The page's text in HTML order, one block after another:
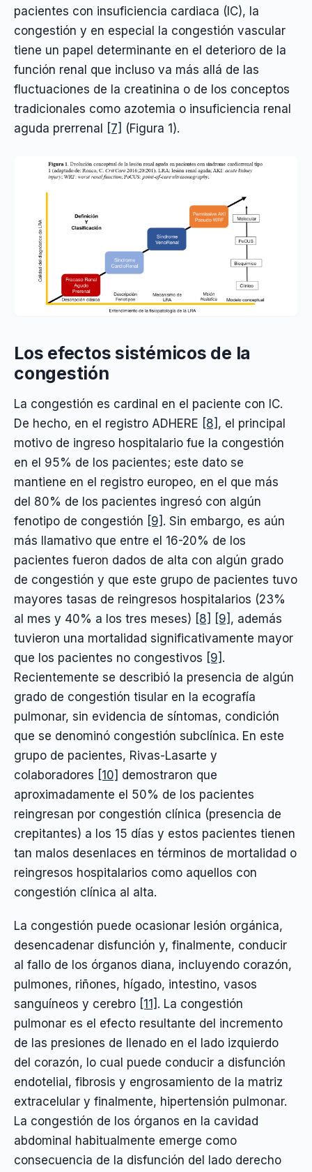
pacientes con insuficiencia cardiaca (IC), la
congestión y en especial la congestión vascular
tiene un papel determinante en el deterioro de la
función renal que incluso va más allá de las
fluctuaciones de la creatinina o de los conceptos
tradicionales como azotemia o insuficiencia renal
aguda prerrenal
[7] (Figura 1).
Los efectos sistémicos de la
congestión
La congestión es cardinal en el paciente con IC.
De hecho, en el registro ADHERE [8] , el principal
motivo de ingreso hospitalario fue la congestión
en el 95% de los pacientes; este dato se
mantiene en el registro europeo, en el que más
del 80% de los pacientes ingresó con algún
fenotipo de congestión [9] . Sin embargo, es aún
más llamativo que entre el 16-20% de los
pacientes fueron dados de alta con algún grado
de congestión y que este grupo de pacientes tuvo
mayores tasas de reingresos hospitalarios (23%
al mes y 40% a los tres meses) [8] [9] , además
tuvieron una mortalidad significativamente mayor
que los pacientes no congestivos [9] .
Recientemente se describió la presencia de algún
grado de congestión tisular en la ecografía
pulmonar, sin evidencia de síntomas, condición
que se denominó congestión subclínica. En este
grupo de pacientes, Rivas-Lasarte y
colaboradores [10] demostraron que
aproximadamente el 50% de los pacientes
reingresan por congestión clínica (presencia de
crepitantes) a los 15 días y estos pacientes tienen
tan malos desenlaces en términos de mortalidad o
reingresos hospitalarios como aquellos con
congestión clínica al alta.
La congestión puede ocasionar lesión orgánica,
desencadenar disfunción y, finalmente, conducir
al fallo de los órganos diana, incluyendo corazón,
pulmones, riñones, hígado, intestino, vasos
sanguíneos y cerebro [11] . La congestión
pulmonar es el efecto resultante del incremento
de las presiones de llenado en el lado izquierdo
del corazón, lo cual puede conducir a disfunción
endotelial, fibrosis y engrosamiento de la matriz
extracelular y finalmente, hipertensión pulmonar.
La congestión de los órganos en la cavidad
abdominal habitualmente emerge como
consecuencia de la disfunción del lado derecho